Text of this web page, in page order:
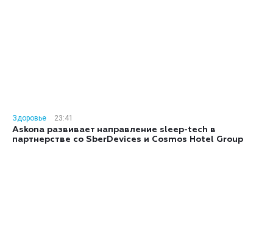
Здоровье
23:41
Askona развивает направление sleep-tech в
партнерстве со SberDevices и Cosmos Hotel Group